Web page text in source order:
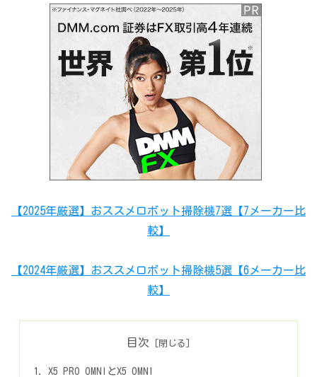
【2025年厳選】おススメロボット掃除機7選【7メーカー比
較】
【2024年厳選】おススメロボット掃除機5選【6メーカー比
較】
目次
X5 PRO OMNIとX5 OMNI